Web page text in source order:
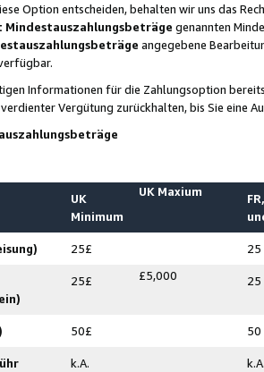
Option entscheiden, behalten wir uns das
Mindestauszahlungsbeträge genannten
angegebene
Informationen für die Zahlungsoption
Vergütung zurückhalten, bis Sie
UK
Minimum
UK Maxium
25£ 25
25£ £5,000 25
50£ 50
k.A.